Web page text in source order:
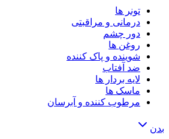
تونر ها
درمانی و مراقبتی
دور چشم
روغن ها
شوینده و پاک کننده
ضد آفتاب
لایه‌ بردار ها
ماسک ها
مرطوب کننده و آبرسان
بدن